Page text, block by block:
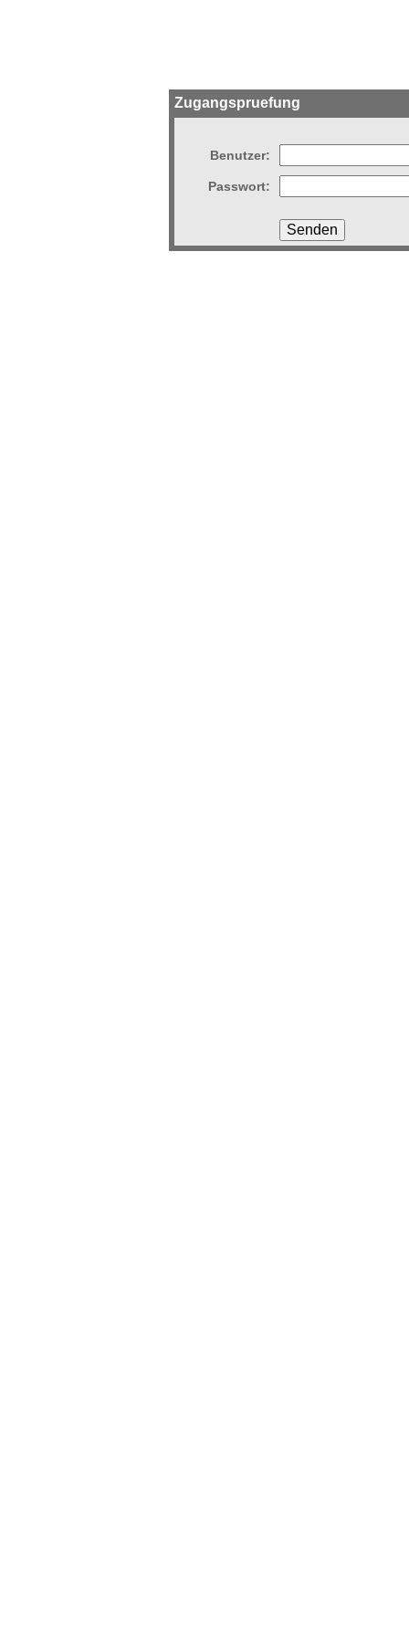
Zugangspruefung
Benutzer:
Passwort: